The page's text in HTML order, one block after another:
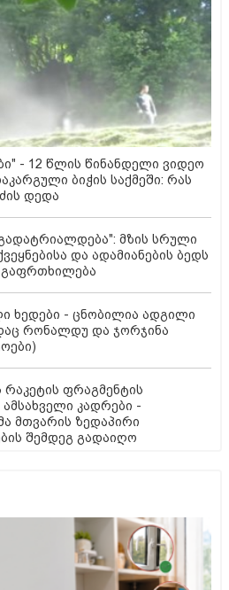
- 12 წლის წინანდელი ვიდეო
ბიჭის საქმეში: რას
დედა
მზის სრული
და ადამიანების ბედს
ხედები - ცნობილია ადგილი
რონალდუ და ჯორჯინა
რაკეტის ფრაგმენტის
კადრები -
მთვარის ზედაპირი
შემდეგ გადაიღო